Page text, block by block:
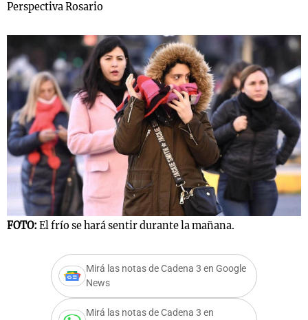
Perspectiva Rosario
FOTO: El frío se hará sentir durante la mañana.
Mirá las notas de Cadena 3 en Google
News
Mirá las notas de Cadena 3 en
Notas
Mundial 2026
La Sole en
Cadena 3